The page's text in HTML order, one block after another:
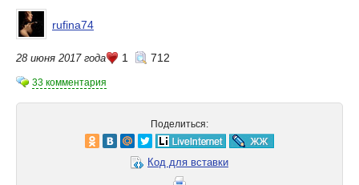
rufina74
28 июня 2017 года 1 712
33 комментария
Поделиться:
Код для вставки